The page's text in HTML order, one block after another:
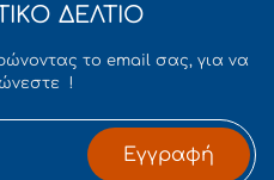
ΔΕΛΤΙΟ
το email σας, για να
!
Εγγραφή